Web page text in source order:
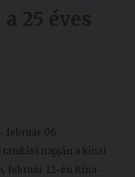
25 éves
február 06.
tanítási napján a kínai
február 12-én Kína-